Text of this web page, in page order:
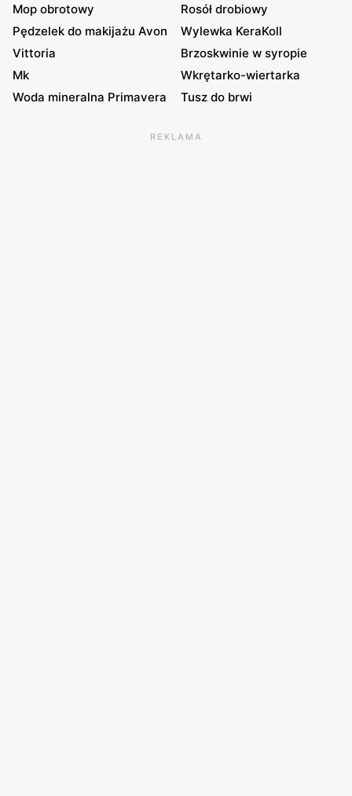
Mop obrotowy
Rosół drobiowy
Pędzelek do makijażu Avon
Wylewka KeraKoll
Vittoria
Brzoskwinie w syropie
Mk
Wkrętarko-wiertarka
Woda mineralna Primavera
Tusz do brwi
REKLAMA